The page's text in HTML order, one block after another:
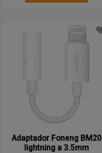
Adaptador Foneng BM20
lightning a 3.5mm